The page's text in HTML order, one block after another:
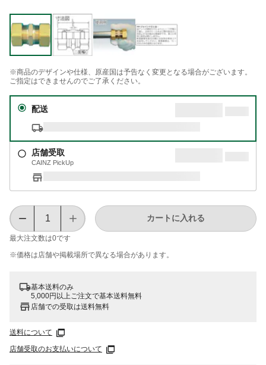
※商品のデザインや仕様、原産国は予告なく変更となる場合がございます。
ご指定はできませんのでご了承ください。
配送
店舗受取
CAINZ PickUp
最大注文数は0です
カートに入れる
※価格は​店舗や​掲載場所で​異なる​場合が​あります。
基本送料のみ
5,000円以上ご注文で基本送料無料
店舗での受取は送料無料
送料について
店舗受取のお支払いについて